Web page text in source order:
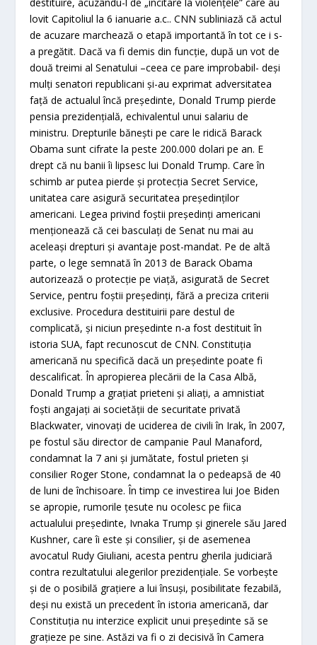
lovit Capitoliul la 6 ianuarie a.c.. CNN subliniază că actul
de acuzare marchează o etapă importantă în tot ce i s-
a pregătit. Dacă va fi demis din funcţie, după un vot de
două treimi al Senatului –ceea ce pare improbabil- deşi
mulţi senatori republicani şi-au exprimat adversitatea
faţă de actualul încă preşedinte, Donald Trump pierde
pensia prezidenţială, echivalentul unui salariu de
ministru. Drepturile băneşti pe care le ridică Barack
Obama sunt cifrate la peste 200.000 dolari pe an. E
drept că nu banii îi lipsesc lui Donald Trump. Care în
schimb ar putea pierde şi protecţia Secret Service,
unitatea care asigură securitatea preşedinţilor
americani. Legea privind foştii preşedinţi americani
menţionează că cei basculaţi de Senat nu mai au
aceleaşi drepturi şi avantaje post-mandat. Pe de altă
parte, o lege semnată în 2013 de Barack Obama
autorizează o protecţie pe viaţă, asigurată de Secret
Service, pentru foştii preşedinţi, fără a preciza criterii
exclusive. Procedura destituirii pare destul de
complicată, şi niciun preşedinte n-a fost destituit în
istoria SUA, fapt recunoscut de CNN. Constituţia
americană nu specifică dacă un preşedinte poate fi
descalificat. În apropierea plecării de la Casa Albă,
Donald Trump a graţiat prieteni şi aliaţi, a amnistiat
foşti angajaţi ai societăţii de securitate privată
Blackwater, vinovaţi de uciderea de civili în Irak, în 2007,
pe fostul său director de campanie Paul Manaford,
condamnat la 7 ani şi jumătate, fostul prieten şi
consilier Roger Stone, condamnat la o pedeapsă de 40
de luni de închisoare. În timp ce investirea lui Joe Biden
se apropie, rumorile ţesute nu ocolesc pe fiica
actualului preşedinte, Ivnaka Trump şi ginerele său Jared
Kushner, care îi este şi consilier, şi de asemenea
avocatul Rudy Giuliani, acesta pentru gherila judiciară
contra rezultatului alegerilor prezidenţiale. Se vorbeşte
şi de o posibilă graţiere a lui însuşi, posibilitate fezabilă,
deşi nu există un precedentîn istoria americană, dar
Constituţia nu interzice explicit unui preşedinte să se
graţieze pe sine. Astăzi va fi o zi decisivă în Camera